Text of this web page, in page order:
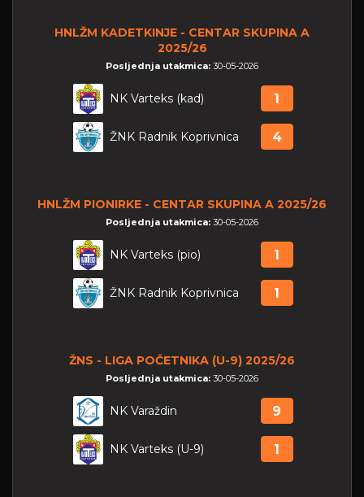
HNLŽM KADETKINJE - CENTAR SKUPINA A
2025/26
Posljednja utakmica: 30-05-2026
NK Varteks (kad) 1
ŽNK Radnik Koprivnica 4
HNLŽM PIONIRKE - CENTAR SKUPINA A 2025/26
Posljednja utakmica: 30-05-2026
NK Varteks (pio) 1
ŽNK Radnik Koprivnica 1
ŽNS - LIGA POČETNIKA (U-9) 2025/26
Posljednja utakmica: 30-05-2026
NK Varaždin 9
NK Varteks (U-9) 1